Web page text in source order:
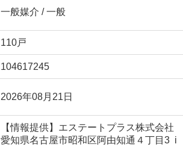
一般媒介 / 一般
110戸
104617245
2026年08月21日
【情報提供】エステートプラス株式会社
愛知県名古屋市昭和区阿由知通４丁目3 i